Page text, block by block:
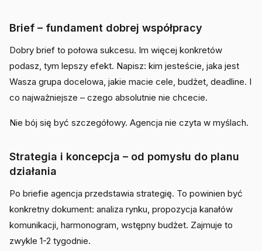
Brief – fundament dobrej współpracy
Dobry brief to połowa sukcesu. Im więcej konkretów
podasz, tym lepszy efekt. Napisz: kim jesteście, jaka jest
Wasza grupa docelowa, jakie macie cele, budżet, deadline. I
co najważniejsze – czego absolutnie nie chcecie.
Nie bój się być szczegółowy. Agencja nie czyta w myślach.
Strategia i koncepcja – od pomysłu do planu
działania
Po briefie agencja przedstawia strategię. To powinien być
konkretny dokument: analiza rynku, propozycja kanałów
komunikacji, harmonogram, wstępny budżet. Zajmuje to
zwykle 1-2 tygodnie.